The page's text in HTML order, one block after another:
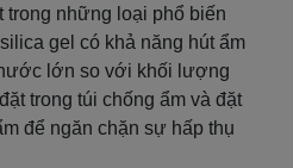
trong những loại phổ biến
gel có khả năng hút ẩm
lớn so với khối lượng
trong túi chống ẩm và đặt
để ngăn chặn sự hấp thụ